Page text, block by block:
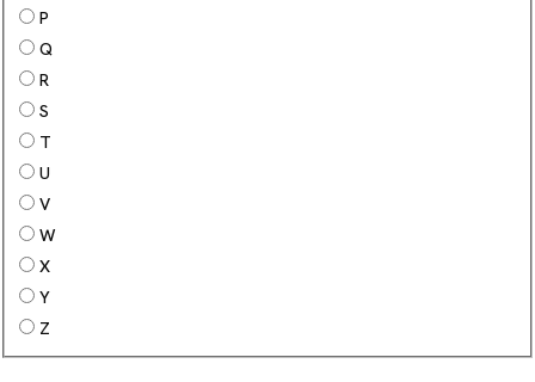
P
Q
R
S
T
U
V
W
X
Y
Z